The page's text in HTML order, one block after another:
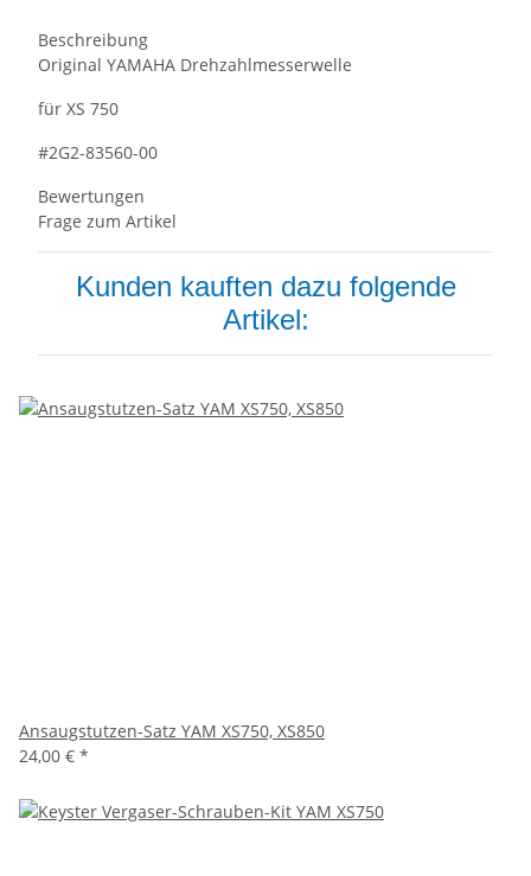
Beschreibung
Original YAMAHA Drehzahlmesserwelle
für XS 750
#2G2-83560-00
Bewertungen
Frage zum Artikel
Kunden kauften dazu folgende
Artikel:
Ansaugstutzen-Satz YAM XS750, XS850
24,00 € *